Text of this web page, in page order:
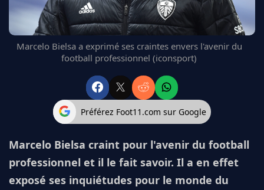
L'AVIS DE LA RÉDAC'
Marcelo Bielsa a exprimé ses craintes envers l'avenir du
football professionnel (iconsport)
Préférez Foot11.com sur Google
Marcelo Bielsa craint pour l'avenir du football
professionnel et il le fait savoir. Il a en effet
exposé ses inquiétudes pour le monde du